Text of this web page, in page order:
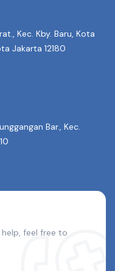
Kec. Kby. Baru, Kota
Jakarta 12180
Bar., Kec.
feel free to